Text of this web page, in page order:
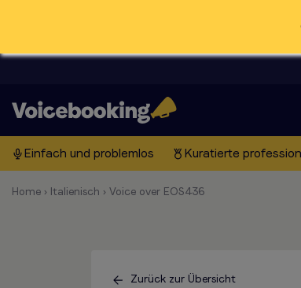
Einfach und problemlos Kuratierte
Home › Italienisch › Voice over EOS436
Zurück zur Übersicht